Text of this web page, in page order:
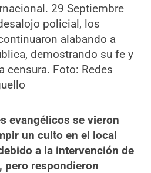
29 Septiembre
policial, los
alabando a
demostrando su fe y
censura. Foto: Redes
evangélicos se vieron
un culto en el local
a la intervención de
pero respondieron